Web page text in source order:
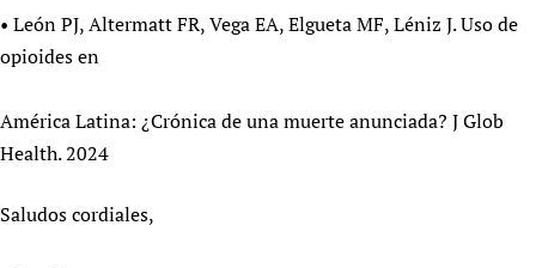
• León PJ, Altermatt FR, Vega EA, Elgueta MF, Léniz J. Uso de
opioides en
América Latina: ¿Crónica de una muerte anunciada? J Glob
Health. 2024
Saludos cordiales,